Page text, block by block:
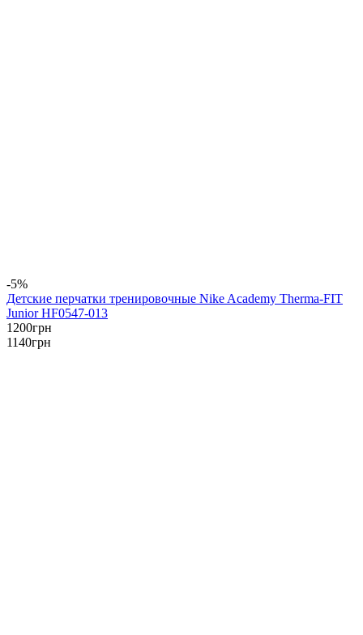
-5%
Детские перчатки тренировочные Nike Academy Therma-FIT
Junior HF0547-013
1200грн
1140грн